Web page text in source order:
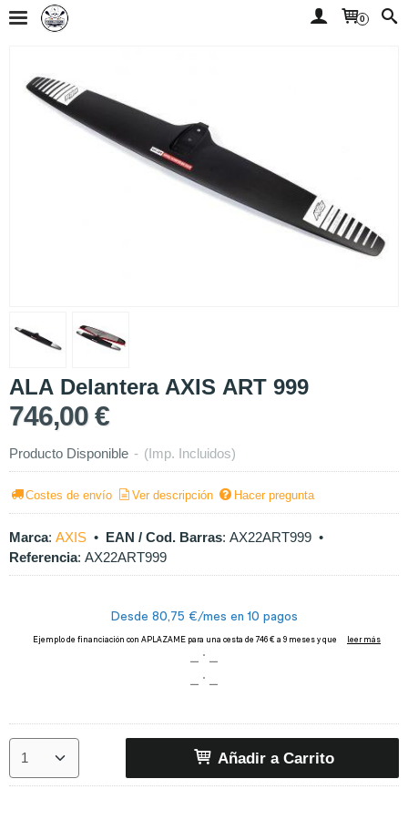
0
ALA Delantera AXIS ART 999
746,00 €
Producto Disponible - (Imp. Incluidos)
Costes de envío Ver descripción Hacer pregunta
Marca: AXIS • EAN / Cod. Barras: AX22ART999 •
Referencia: AX22ART999
Añadir a Carrito